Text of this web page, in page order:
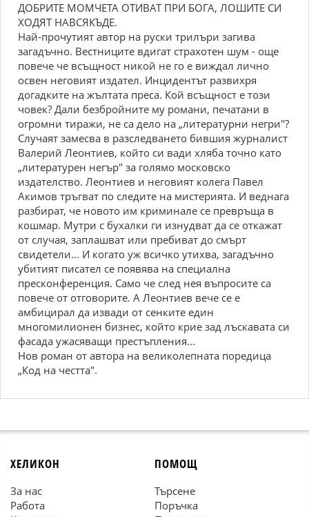
ДОБРИТЕ МОМЧЕТА ОТИВАТ ПРИ БОГА, ЛОШИТЕ СИ
ХОДЯТ НАВСЯКЪДЕ.
Най-прочутият автор на руски трилъри загива
загадъчно. Вестниците вдигат страхотен шум - още
повече че всъщност никой не го е виждал лично
освен неговият издател. Инцидентът развихря
догадките на жълтата преса. Кой всъщност е този
човек? Дали безбройните му романи, печатани в
огромни тиражи, не са дело на „литературни негри"?
Случаят замесва в разследването бившия журналист
Валерий Леонтиев, който си вади хляба точно като
„литературен негър" за голямо московско
издателство. Леонтиев и неговият колега Павел
Акимов тръгват по следите на мистерията. И веднага
разбират, че новото им криминале се превръща в
кошмар. Мутри с бухалки ги изнудват да се откажат
от случая, заплашват или пребиват до смърт
свидетели... И когато уж всичко утихва, загадъчно
убитият писател се появява на специална
пресконференция. Само че след нея въпросите са
повече от отговорите. А Леонтиев вече се е
амбицирал да извади от сенките един
многомилионен бизнес, който крие зад лъскавата си
фасада ужасяващи престъпления...
Нов роман от автора на великолепната поредица
„Код на честта".
ХЕЛИКОН
За нас
Работа
ПОМОЩ
Търсене
Поръчка